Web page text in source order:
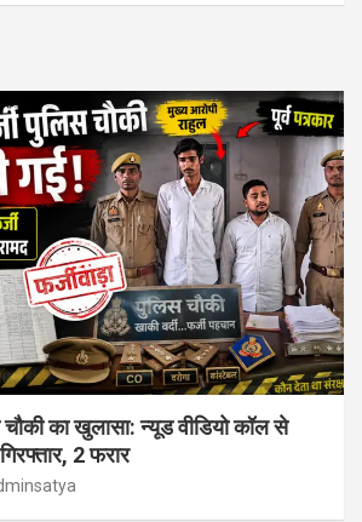
का खुलासा: न्यूड वीडियो कॉल से
2 फरार